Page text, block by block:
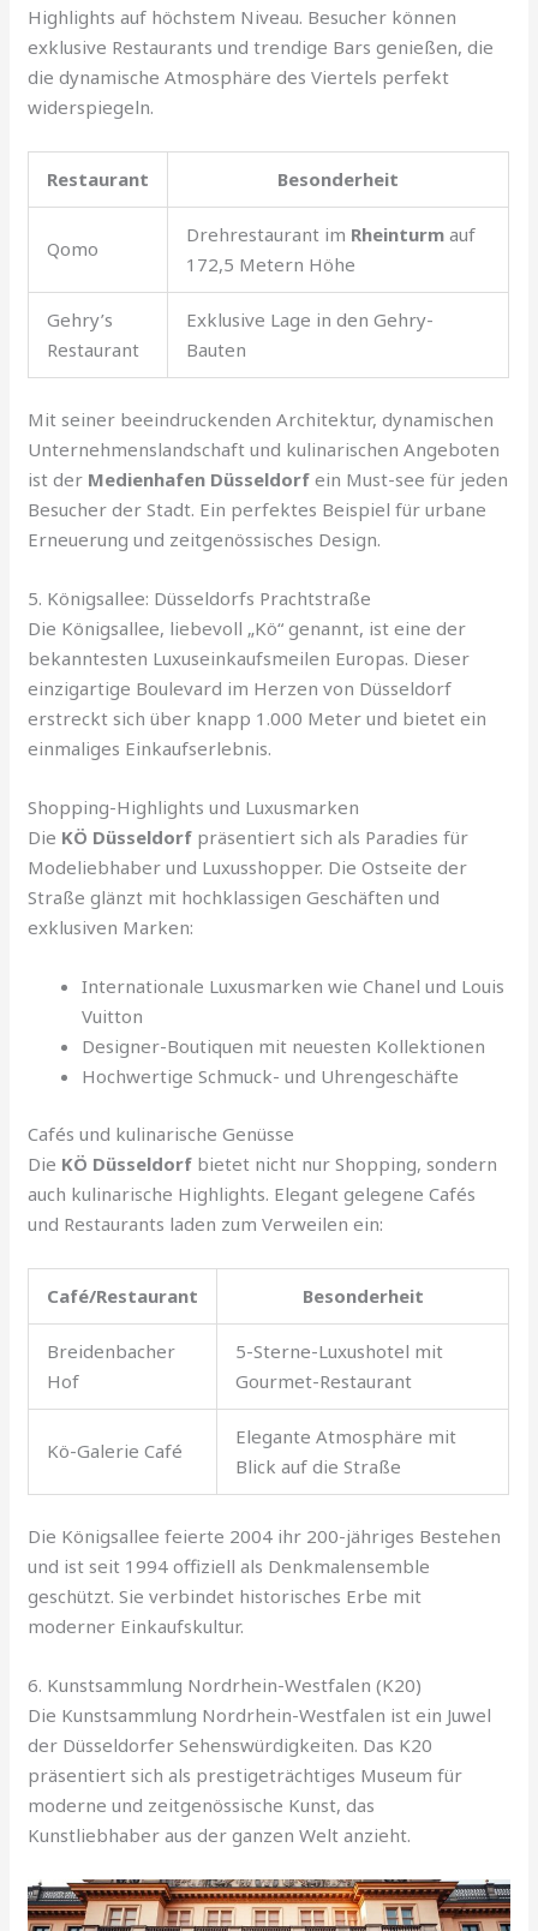
Highlights auf höchstem Niveau. Besucher können
exklusive Restaurants und trendige Bars genießen, die
die dynamische Atmosphäre des Viertels perfekt
widerspiegeln.
Restaurant Besonderheit
Qomo
Drehrestaurant im Rheinturm auf
172,5 Metern Höhe
Gehry’s
Restaurant
Exklusive Lage in den Gehry-
Bauten
Mit seiner beeindruckenden Architektur, dynamischen
Unternehmenslandschaft und kulinarischen Angeboten
ist der Medienhafen Düsseldorf ein Must-see für jeden
Besucher der Stadt. Ein perfektes Beispiel für urbane
Erneuerung und zeitgenössisches Design.
5. Königsallee: Düsseldorfs Prachtstraße
Die Königsallee, liebevoll „Kö“ genannt, ist eine der
bekanntesten Luxuseinkaufsmeilen Europas. Dieser
einzigartige Boulevard im Herzen von Düsseldorf
erstreckt sich über knapp 1.000 Meter und bietet ein
einmaliges Einkaufserlebnis.
Shopping-Highlights und Luxusmarken
Die KÖ Düsseldorf präsentiert sich als Paradies für
Modeliebhaber und Luxusshopper. Die Ostseite der
Straße glänzt mit hochklassigen Geschäften und
exklusiven Marken:
Internationale Luxusmarken wie Chanel und Louis
Vuitton
Designer-Boutiquen mit neuesten Kollektionen
Hochwertige Schmuck- und Uhrengeschäfte
Cafés und kulinarische Genüsse
Die KÖ Düsseldorf bietet nicht nur Shopping, sondern
auch kulinarische Highlights. Elegant gelegene Cafés
und Restaurants laden zum Verweilen ein:
Café/Restaurant Besonderheit
Breidenbacher
Hof
5-Sterne-Luxushotel mit
Gourmet-Restaurant
Kö-Galerie Café
Elegante Atmosphäre mit
Blick auf die Straße
Die Königsallee feierte 2004 ihr 200-jähriges Bestehen
und ist seit 1994 offiziell als Denkmalensemble
geschützt. Sie verbindet historisches Erbe mit
moderner Einkaufskultur.
6. Kunstsammlung Nordrhein-Westfalen (K20)
Die Kunstsammlung Nordrhein-Westfalen ist ein Juwel
der Düsseldorfer Sehenswürdigkeiten. Das K20
präsentiert sich als prestigeträchtiges Museum für
moderne und zeitgenössische Kunst, das
Kunstliebhaber aus der ganzen Welt anzieht.